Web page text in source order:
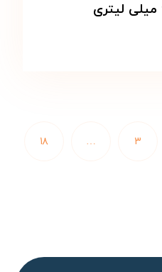
یورین باتل شفاف ۹۰ میلی لیتری
۳ … ۱۸